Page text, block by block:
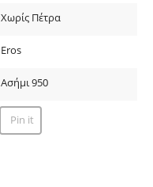
Χωρίς Πέτρα
Eros
Ασήμι 950
Pin it